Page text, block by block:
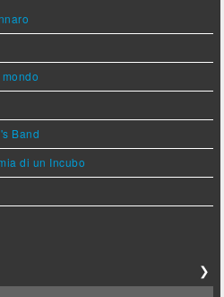
Band
di un Incubo
❯